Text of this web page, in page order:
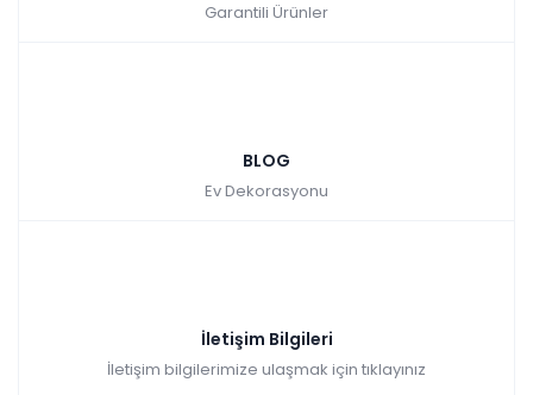
Garantili Ürünler
BLOG
Ev Dekorasyonu
İletişim Bilgileri
İletişim bilgilerimize ulaşmak için tıklayınız